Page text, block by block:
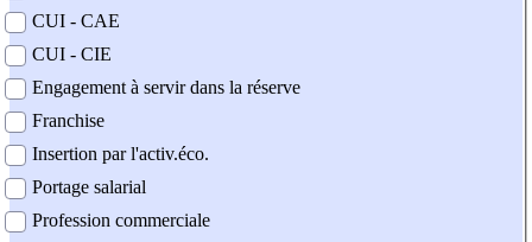
CUI - CAE
CUI - CIE
Engagement à servir dans la réserve
Franchise
Insertion par l'activ.éco.
Portage salarial
Profession commerciale